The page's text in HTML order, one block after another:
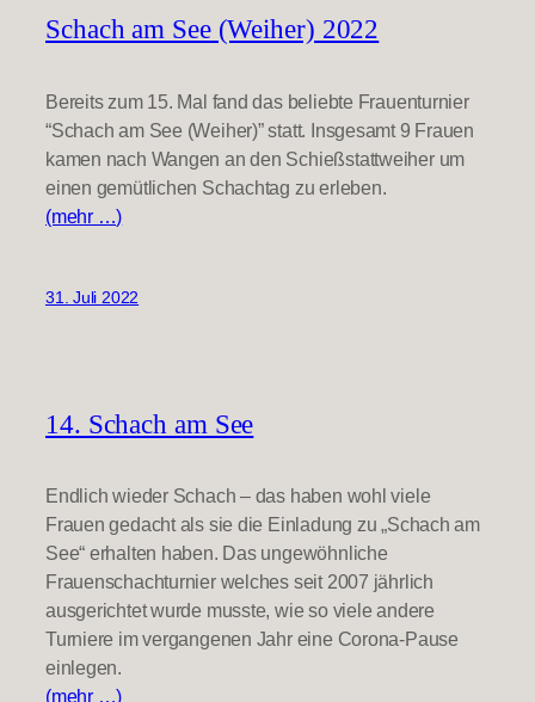
Schach am See (Weiher) 2022
Bereits zum 15. Mal fand das beliebte Frauenturnier
“Schach am See (Weiher)” statt. Insgesamt 9 Frauen
kamen nach Wangen an den Schießstattweiher um
einen gemütlichen Schachtag zu erleben.
(mehr …)
31. Juli 2022
14. Schach am See
Endlich wieder Schach – das haben wohl viele
Frauen gedacht als sie die Einladung zu „Schach am
See“ erhalten haben. Das ungewöhnliche
Frauenschachturnier welches seit 2007 jährlich
ausgerichtet wurde musste, wie so viele andere
Turniere im vergangenen Jahr eine Corona-Pause
einlegen.
(mehr …)